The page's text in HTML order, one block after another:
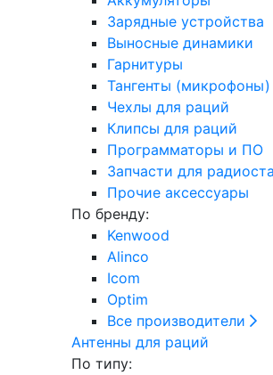
Зарядные устройства
Выносные динамики
Гарнитуры
Тангенты (микрофоны)
Чехлы для раций
Клипсы для раций
Программаторы и ПО
Запчасти для
Прочие аксессуары
По бренду:
Kenwood
Alinco
Icom
Optim
Все производители
Антенны для раций
По типу: